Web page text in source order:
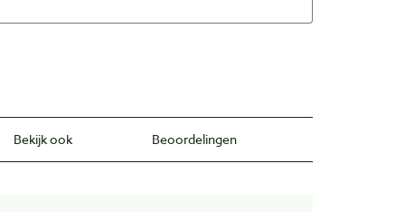
Bekijk ook Beoordelingen